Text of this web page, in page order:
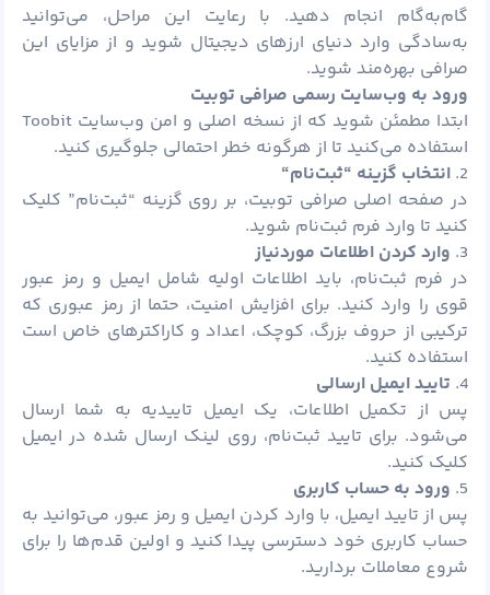
گام‌به‌گام انجام دهید. با رعایت این مراحل، می‌توانید
به‌سادگی وارد دنیای ارزهای دیجیتال شوید و از مزایای این
صرافی بهره‌مند شوید.
ورود به وب‌سایت رسمی صرافی توبیت
ابتدا مطمئن شوید که از نسخه اصلی و امن وب‌سایت Toobit
استفاده می‌کنید تا از هرگونه خطر احتمالی جلوگیری کنید.
2. انتخاب گزینه “ثبت‌نام“
در صفحه اصلی صرافی توبیت، بر روی گزینه “ثبت‌نام” کلیک
کنید تا وارد فرم ثبت‌نام شوید.
3. وارد کردن اطلاعات موردنیاز
در فرم ثبت‌نام، باید اطلاعات اولیه شامل ایمیل و رمز عبور
قوی را وارد کنید. برای افزایش امنیت، حتما از رمز عبوری که
ترکیبی از حروف بزرگ، کوچک، اعداد و کاراکترهای خاص است
استفاده کنید.
4. تایید ایمیل ارسالی
پس از تکمیل اطلاعات، یک ایمیل تاییدیه به شما ارسال
می‌شود. برای تایید ثبت‌نام، روی لینک ارسال شده در ایمیل
کلیک کنید.
5. ورود به حساب کاربری
پس از تایید ایمیل، با وارد کردن ایمیل و رمز عبور، می‌توانید به
حساب کاربری خود دسترسی پیدا کنید و اولین قدم‌ها را برای
شروع معاملات بردارید.